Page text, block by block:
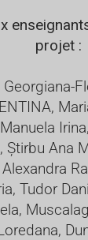
projet :
Știrbu Ana
Alexandra
Tudor